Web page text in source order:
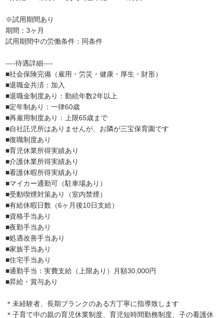
※試用期間あり
期間：3ヶ月
試用期間中の労働条件：同条件
----待遇詳細----
■社会保険完備（雇用・労災・健康・厚生・財形）
■退職金共済：加入
■退職金制度あり：勤続年数2年以上
■定年制あり：一律60歳
■再雇用制度あり：上限65歳まで
■自社託児所はありませんが、お隣が三宝保育園です
■復職制度あり
■育児休業所得実績あり
■介護休業所得実績あり
■看護休暇所得実績あり
■マイカー通勤可（駐車場あり）
■受動喫煙対策あり（室内禁煙）
■有給休暇日数（6ヶ月後10日支給）
■資格手当あり
■夜勤手当あり
■処遇改善手当あり
■家族手当あり
■住宅手当あり
■通勤手当：実費支給（上限あり）月額30,000円
■昇給・賞与あり
＊未経験者、長期ブランクのある方丁寧に指導致します
＊子育て中の親の育児休業制度、育児短時間勤務制度、子の看護休